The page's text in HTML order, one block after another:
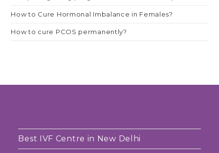
How to Cure Hormonal Imbalance in Females?
How to cure PCOS permanently?
Best IVF Centre in New Delhi